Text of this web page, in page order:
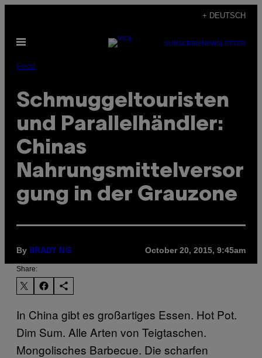
content
+ DEUTSCH
Open
SUBSCRIBENEWSLETTER
Food
Schmuggeltouristen
und Parallelhändler:
Chinas
Nahrungsmittelversor
gung in der Grauzone
By BRADY NG October 20, 2015, 9:45am
Share:
In China gibt es großartiges Essen. Hot Pot.
Dim Sum. Alle Arten von Teigtaschen.
Mongolisches Barbecue. Die scharfen